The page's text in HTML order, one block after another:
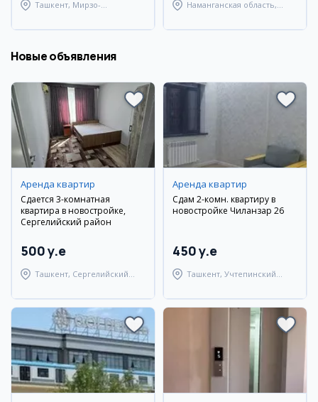
Ташкент, Мирзо-
Наманганская область,
Новые объявления
Аренда квартир
Сдается 3-комнатная
квартира в новостройке,
Сергелийский район
500 y.e
Ташкент, Сергелийский
Аренда квартир
Сдам 2-комн. квартиру в
новостройке Чиланзар 26
450 y.e
Ташкент, Учтепинский